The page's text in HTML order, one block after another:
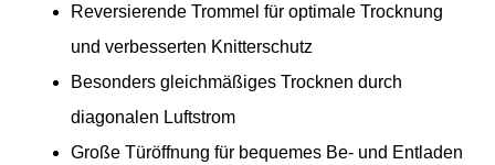
Reversierende Trommel für optimale Trocknung
und verbesserten Knitterschutz
Besonders gleichmäßiges Trocknen durch
diagonalen Luftstrom
Große Türöffnung für bequemes Be- und Entladen